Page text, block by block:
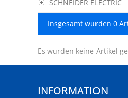
SCHNEIDER ELECTRIC
Insgesamt wurden 0
Es wurden keine Artikel
INFORMATION